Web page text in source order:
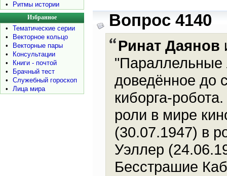
•
Ритмы истории
Избранное
•
Тематические серии
•
Векторное кольцо
•
Векторные пары
•
Консультации
•
Книги - почтой
•
Брачный тест
•
Служебный гороскоп
•
Лица мира
Вопрос 4140
Ринат Даянов
"Параллельные
доведённое до
киборга-
роли в мире
(30.07.1947) в
Уэллер
Бесстрашие